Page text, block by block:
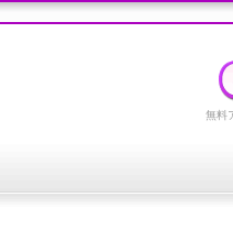
無料